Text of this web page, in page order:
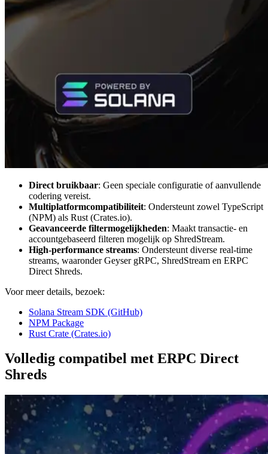
Direct bruikbaar: Geen speciale configuratie of aanvullende
codering vereist.
Multiplatformcompatibiliteit: Ondersteunt zowel TypeScript
(NPM) als Rust (Crates.io).
Geavanceerde filtermogelijkheden: Maakt transactie- en
accountgebaseerd filteren mogelijk op ShredStream.
High-performance streams: Ondersteunt diverse real-time
streams, waaronder Geyser gRPC, ShredStream en ERPC
Direct Shreds.
Voor meer details, bezoek:
Solana Stream SDK (GitHub)
NPM Package
Rust Crate (Crates.io)
Volledig compatibel met ERPC Direct
Shreds